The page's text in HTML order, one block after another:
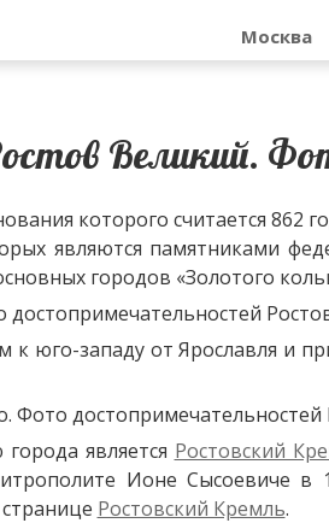
Москва
Великий.
которого считается 862
являются памятниками
городов «Золотого
к юго-западу от Ярославля и
является Ростовский
Ионе Сысоевиче в
Ростовский Кремль.